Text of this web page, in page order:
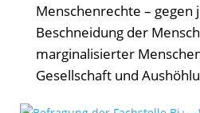
Menschenrechte – gegen
Beschneidung der
marginalisierter
Gesellschaft und